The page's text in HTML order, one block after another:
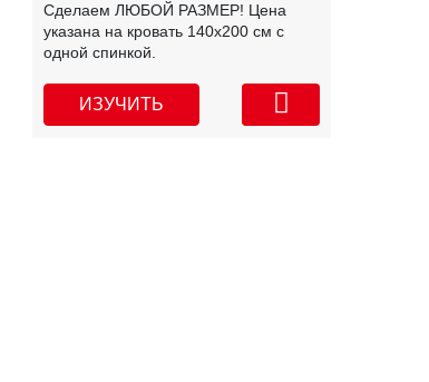
Сделаем ЛЮБОЙ РАЗМЕР! Цена
указана на кровать 140х200 см с
одной спинкой.
ИЗУЧИТЬ